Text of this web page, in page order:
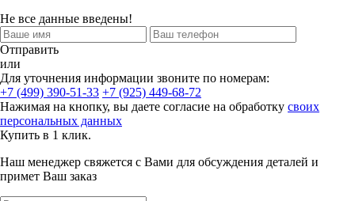
Не все данные введены!
Отправить
или
Для уточнения информации звоните по номерам:
+7 (499) 390-51-33 +7 (925) 449-68-72
Нажимая на кнопку, вы даете согласие на обработку своих
персональных данных
Купить в 1 клик.
Наш менеджер свяжется с Вами для обсуждения деталей и
примет Ваш заказ